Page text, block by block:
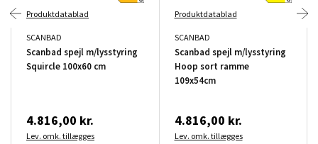
Produktdatablad
SCANBAD
Scanbad spejl m/lysstyring
Squircle 100x60 cm
4.816,00 kr.
Lev. omk. tillægges
Produktdatablad
SCANBAD
Scanbad spejl m/lysstyring
Hoop sort ramme
109x54cm
4.816,00 kr.
Lev. omk. tillægges